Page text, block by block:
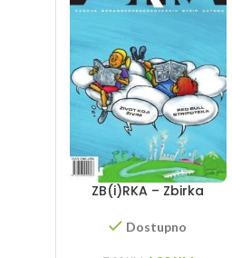
ZB(i)RKA – Zbirka
bosanskohercegovački
Dostupno